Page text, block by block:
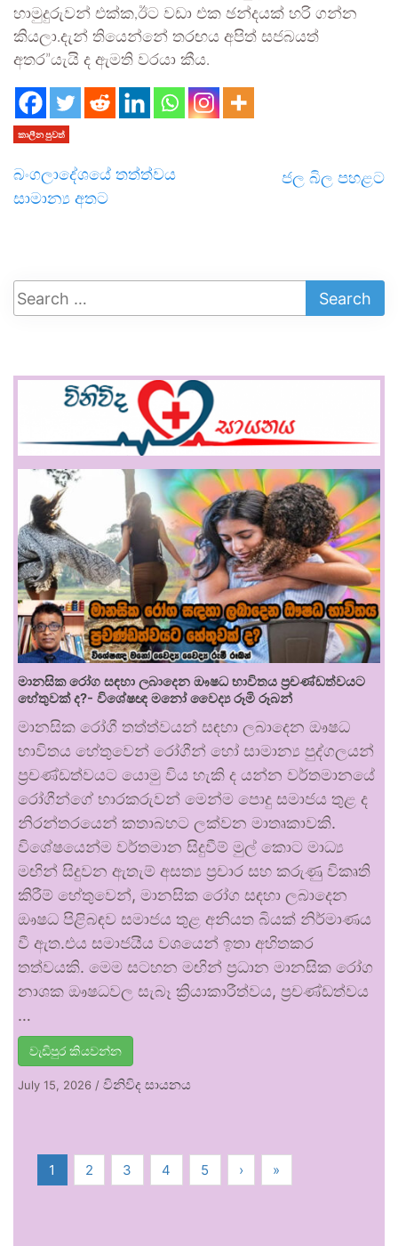
හාමුදුරුවන් එක්ක,ඊට වඩා එක ඡන්දයක් හරි ගන්න
කියලා.දැන් තියෙන්නේ තරඟය අපිත් සජබයත්
අතර”යැයි ද ඇමති වරයා කීය.
කාලීන පුවත්
බංගලාදේශයේ තත්ත්වය
සාමාන්‍ය අතට
ජල බිල පහළට
මානසික රෝග සඳහා ලබාදෙන ඖෂධ භාවිතය ප්‍රචණ්ඩත්වයට
හේතුවක් ද?- විශේෂඥ මනෝ වෛද්‍ය රූමි රූබන්
මානසික රෝගී තත්ත්වයන් සඳහා ලබාදෙන ඖෂධ
භාවිතය හේතුවෙන් රෝගීන් හෝ සාමාන්‍ය පුද්ගලයන්
ප්‍රචණ්ඩත්වයට යොමු විය හැකි ද යන්න වර්තමානයේ
රෝගීන්ගේ භාරකරුවන් මෙන්ම පොදු සමාජය තුළ ද
නිරන්තරයෙන් කතාබහට ලක්වන මාතෘකාවකි.
විශේෂයෙන්ම වර්තමාන සිදුවීම් මුල් කොට මාධ්‍ය
මඟින් සිදුවන ඇතැම් අසත්‍ය ප්‍රචාර සහ කරුණු විකෘති
කිරීම් හේතුවෙන්, මානසික රෝග සඳහා ලබාදෙන
ඖෂධ පිළිබඳව සමාජය තුළ අනියත බියක් නිර්මාණය
වී ඇත.එය සමාජයීය වශයෙන් ඉතා අහිතකර
තත්වයකි. මෙම සටහන මඟින් ප්‍රධාන මානසික රෝග
නාශක ඖෂධවල සැබෑ ක්‍රියාකාරීත්වය, ප්‍රචණ්ඩත්වය
…
වැඩිපුර කියවන්න
July 15, 2026 / විනිවිද සායනය
1 2 3 4 5 › »